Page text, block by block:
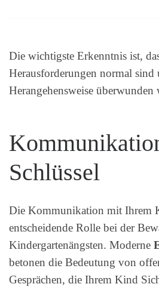
Die wichtigste Erkenntnis ist,
Herausforderungen normal
Herangehensweise überwunden
Schlüssel
Die Kommunikation mit Ihrem
entscheidende Rolle bei der
Kindergartenängsten. Moderne
betonen die Bedeutung von
Gesprächen, die Ihrem Kind